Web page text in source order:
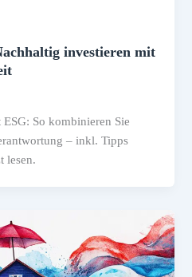
investieren mit
So kombinieren Sie
– inkl. Tipps
lesen.